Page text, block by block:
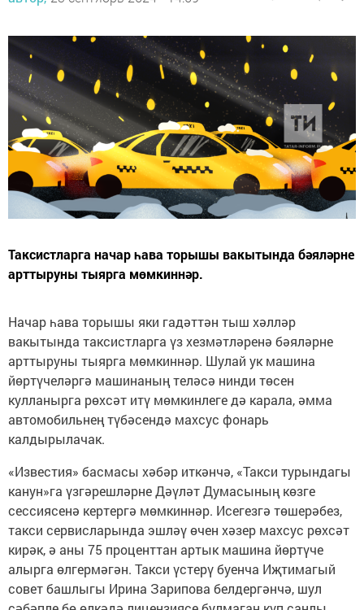
Таксистларга начар һава торышы вакытында бәяләрне
арттыруны тыярга мөмкиннәр.
Начар һава торышы яки гадәттән тыш хәлләр
вакытында таксистларга үз хезмәтләренә бәяләрне
арттыруны тыярга мөмкиннәр. Шулай ук машина
йөртүчеләргә машинаның теләсә нинди төсен
кулланырга рөхсәт итү мөмкинлеге дә карала, әмма
автомобильнең түбәсендә махсус фонарь
калдырылачак.
«Известия» басмасы хәбәр иткәнчә, «Такси турындагы
канун»га үзгәрешләрне Дәүләт Думасының көзге
сессиясенә кертергә мөмкиннәр. Исегезгә төшерәбез,
такси сервисларында эшләү өчен хәзер махсус рөхсәт
кирәк, ә аны 75 проценттан артык машина йөртүче
алырга өлгермәгән. Такси үстерү буенча Иҗтимагый
совет башлыгы Ирина Зарипова белдергәнчә, шул